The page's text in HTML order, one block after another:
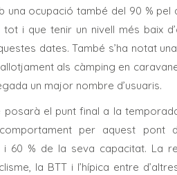
ocupació també del 90 % pel
tot i que tenir un nivell més baix
dates. També s’ha notat
als càmping en
un major nombre d’usuaris.
el punt final a la
per aquest pont
60 % de la seva capacitat. La
la BTT i l’hípica entre